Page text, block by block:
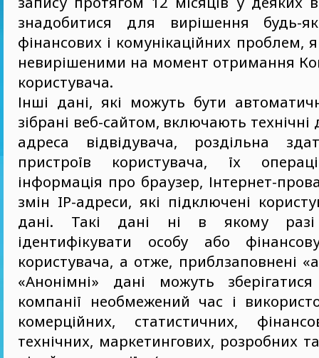
знадобитися для вирішення будь-
фінансових і комунікаційних проблем,
невирішеними на момент отримання
користувача.
Інші дані, які можуть бути
зібрані веб-сайтом, включають технічні
адреса відвідувача, роздільна
пристроїв користувача, їх
інформація про браузер, Інтернет-
змін IP-адреси, які підключені
дані. Такі дані ні в якому
ідентифікувати особу або
користувача, а отже, приблзаповнені
«Анонімні» дані можуть
компанії необмежений час і
комерційних, статистичних,
технічних, маркетингових, розробних